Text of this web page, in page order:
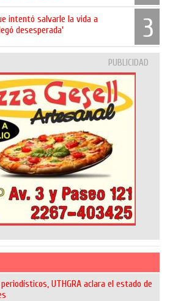
intentó salvarle la vida a
desesperada'
3
PUBLICIDAD
UTHGRA aclara el estado de